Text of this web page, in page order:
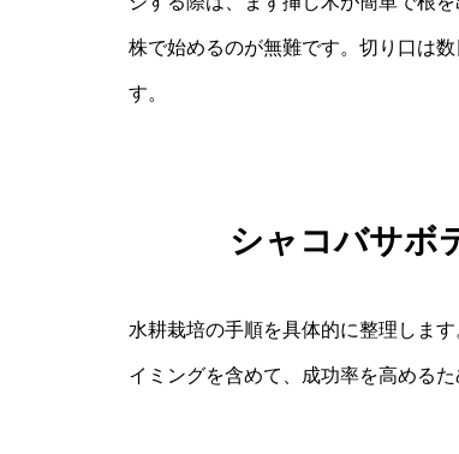
株で始めるのが無難です。切り口は
す。
シャコバサボ
水耕栽培の手順を具体的に整理しま
イミングを含めて、成功率を高めるた